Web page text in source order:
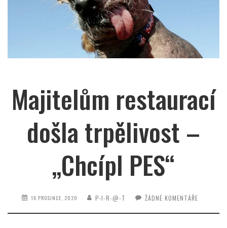
Majitelům restaurací
došla trpělivost –
„Chcípl PES“
16 PROSINCE, 2020 P-I-R-@-T ŽÁDNÉ KOMENTÁŘE